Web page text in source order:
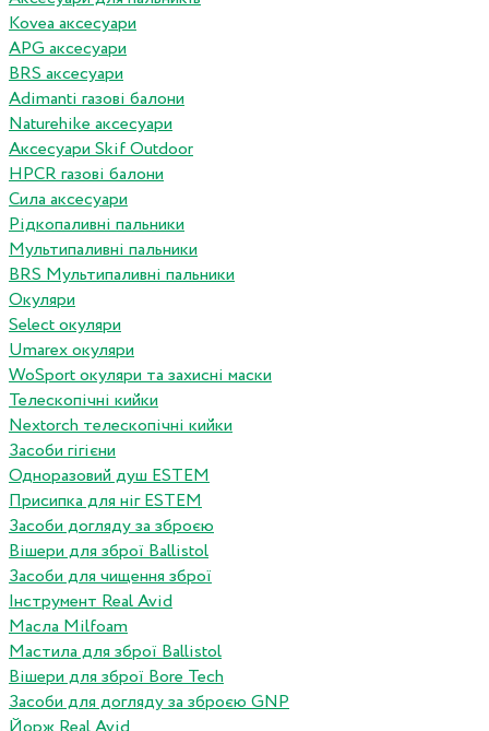
Kovea аксесуари
APG аксесуари
BRS аксесуари
Adimanti газові балони
Naturehike аксесуари
Аксесуари Skif Outdoor
HPCR газові балони
Сила аксесуари
Рідкопаливні пальники
Мультипаливні пальники
BRS Мультипаливні пальники
Окуляри
Select окуляри
Umarex окуляри
WoSport окуляри та захисні маски
Телескопічні кийки
Nextorch телескопічні кийки
Засоби гігієни
Одноразовий душ ESTEM
Присипка для ніг ESTEM
Засоби догляду за зброєю
Вішери для зброї Ballistol
Засоби для чищення зброї
Інструмент Real Avid
Масла Milfoam
Мастила для зброї Ballistol
Вішери для зброї Bore Tech
Засоби для догляду за зброєю GNP